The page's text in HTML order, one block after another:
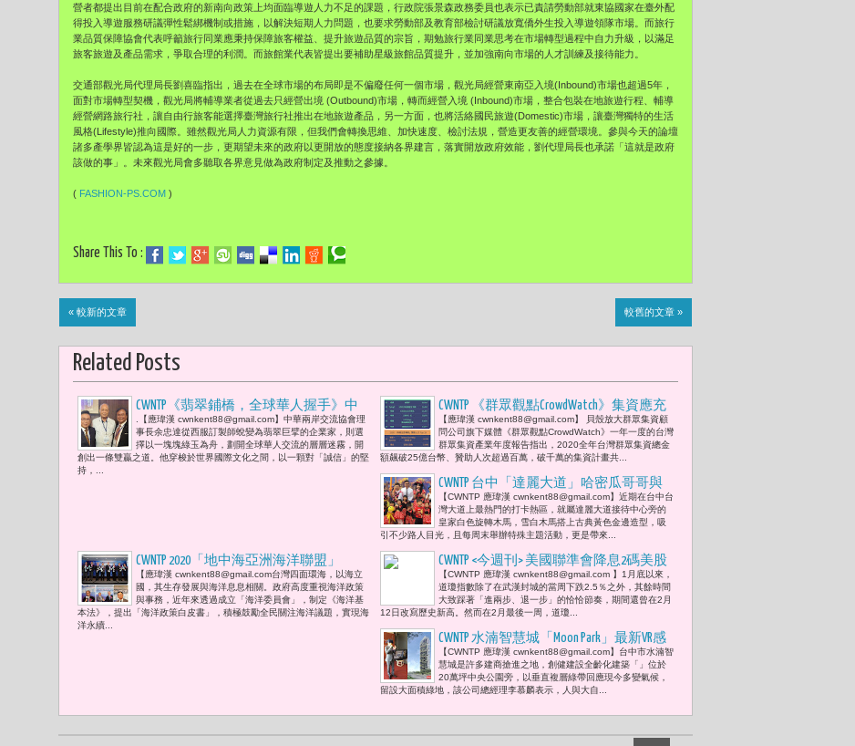
營者都提出目前在配合政府的新南向政策上均面臨導遊人力不足的課題，行政院張景森政務委員也表示已責請勞動部就東協國家在臺外配
得投入導遊服務研議彈性鬆綁機制或措施，以解決短期人力問題，也要求勞動部及教育部檢討研議放寬僑外生投入導遊領隊市場。而旅行
業品質保障協會代表呼籲旅行同業應秉持保障旅客權益、提升旅遊品質的宗旨，期勉旅行業同業思考在市場轉型過程中自力升級，以滿足
旅客旅遊及產品需求，爭取合理的利潤。而旅館業代表皆提出要補助星級旅館品質提升，並加強南向市場的人才訓練及接待能力。
交通部觀光局代理局長劉喜臨指出，過去在全球市場的布局即是不偏廢任何一個市場，觀光局經營東南亞入境(Inbound)市場也超過5年，
面對市場轉型契機，觀光局將輔導業者從過去只經營出境 (Outbound)市場，轉而經營入境 (Inbound)市場，整合包裝在地旅遊行程、輔導
經營網路旅行社，讓自由行旅客能選擇臺灣旅行社推出在地旅遊產品，另一方面，也將活絡國民旅遊(Domestic)市場，讓臺灣獨特的生活
風格(Lifestyle)推向國際。雖然觀光局人力資源有限，但我們會轉換思維、加快速度、檢討法規，營造更友善的經營環境。參與今天的論壇
諸多產學界皆認為這是好的一步，更期望未來的政府以更開放的態度接納各界建言，落實開放政府效能，劉代理局長也承諾「這就是政府
該做的事」。未來觀光局會多聽取各界意見做為政府制定及推動之參據。
( FASHION-PS.COM )
Share This To :
« 較新的文章 較舊的文章 »
Related Posts
CWNTP《翡翠鋪橋，全球華人握手》中
華兩岸交流協會理事長余忠達 以翡翠為
舟「雙贏學」理念 開創華人新世紀
.【應瑋漢 cwnkent88@gmail.com】中華兩岸交流協會理
事長余忠達從西服訂製師蛻變為翡翠巨擘的企業家，則選
擇以一塊塊綠玉為舟，劃開全球華人交流的層層迷霧，開
創出一條雙贏之道。他穿梭於世界國際文化之間，以一顆對「誠信」的堅
持，...
CWNTP 《群眾觀點CrowdWatch》集資應充
分揭露提案團隊與產品的相關資訊 如
「提案者身份」、「原創性」、「樣品
狀態」、「檢驗與認證」、「資金流
向」等 5 大指標
【應瑋漢 cwnkent88@gmail.com】 貝殼放大群眾集資顧
問公司旗下媒體《群眾觀點CrowdWatch》一年一度的台灣
群眾集資產業年度報告指出，2020全年台灣群眾集資總金
額飆破25億台幣、贊助人次超過百萬，破千萬的集資計畫共...
CWNTP 台中「達麗大道」哈密瓜哥哥與
櫻花姐姐熱鬧現身 親子同樂
【CWNTP 應瑋漢 cwnkent88@gmail.com】近期在台中台
灣大道上最熱門的打卡熱區，就屬達麗大道接待中心旁的
皇家白色旋轉木馬，雪白木馬搭上古典黃色金邊造型，吸
引不少路人目光，且每周末舉辦特殊主題活動，更是帶來...
CWNTP 2020「地中海亞洲海洋聯盟」
(MAMA)成立未來三大方向: 1.面向國際 2.產
業鏈結 3.金融投資 打造跨界、跨域、跨
海洋資源整合平台
【應瑋漢 cwnkent88@gmail.com台灣四面環海，以海立
國，其生存發展與海洋息息相關。政府高度重視海洋政策
與事務，近年來透過成立「海洋委員會」，制定《海洋基
本法》，提出「海洋政策白皮書」，積極鼓勵全民關注海洋議題，實現海
洋永續...
CWNTP <今週刊> 美國聯準會降息2碼美股
仍暴跌！ 跟金融海嘯比慘 這回供給斷
鏈，架上沒貨怎消費？
【CWNTP 應瑋漢 cwnkent88@gmail.com 】1月底以來，
道瓊指數除了在武漢封城的當周下跌2.5％之外，其餘時間
大致踩著「進兩步、退一步」的恰恰節奏，期間還曾在2月
12日改寫歷史新高。然而在2月最後一周，道瓊...
CWNTP 水湳智慧城「Moon Park」最新VR感
官實境3D體驗技術 室內場景逼真如臨現
場
【CWNTP 應瑋漢 cwnkent88@gmail.com】台中市水湳智
慧城是許多建商搶進之地，創健建設全齡化建築「」位於
20萬坪中央公園旁，以垂直複層綠帶回應現今多變氣候，
留設大面積綠地，該公司總經理李慕麟表示，人與大自...